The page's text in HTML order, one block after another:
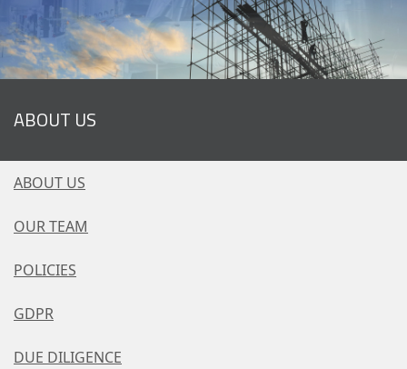
ABOUT US
ABOUT US
OUR TEAM
POLICIES
GDPR
DUE DILIGENCE